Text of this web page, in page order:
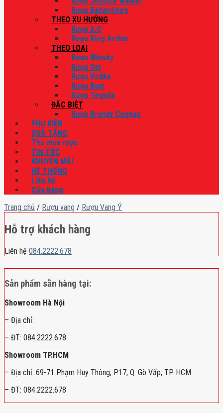
Rượu Ballantine’s
THEO XU HƯỚNG
Rượu X.O
Rượu King Arthur
THEO LOẠI
Rượu Whisky
Rượu Gin
Rượu Vodka
Rượu Rum
Rượu Tequila
ĐẶC BIỆT
Rượu Brandy Cognac
PHỤ KIỆN
QUÀ TẶNG
Thu mua rượu
TIN TỨC
KHUYẾN MÃI
HỆ THỐNG
Liên hệ
Cửa hàng
Trang chủ / Rượu vang / Rượu Vang Ý
Hỗ trợ khách hàng
Liên hệ 084.2222.678
Sản phẩm sẵn hàng tại:
Showroom Hà Nội
– Địa chỉ:
– ĐT: 084.2222.678
Showroom TP.HCM
– Địa chỉ: 69-71 Phạm Huy Thông, P.17, Q. Gò Vấp, TP HCM
– ĐT: 084.2222.678